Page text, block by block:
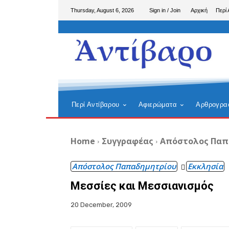
Thursday, August 6, 2026 Sign in / Join Αρχική Περί
Περί Αντίβαρου Αφιερώματα
Home Συγγραφέας Απόστολος
Απόστολος Παπαδημητρίου Εκκλησία
Μεσσίες και Μεσσιανισμός
20 December, 2009